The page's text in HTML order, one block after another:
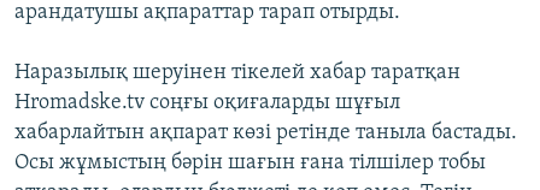
арандатушы ақпараттар тарап отырды.
Наразылық шеруінен тікелей хабар таратқан
Hromadske.tv соңғы оқиғаларды шұғыл
хабарлайтын ақпарат көзі ретінде таныла бастады.
Осы жұмыстың бәрін шағын ғана тілшілер тобы